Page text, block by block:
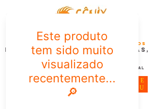
FÊNIX DESIGN STUDIO | Design
Gráfico| Desenvolvimento de Produtos
Personalizados para Pessoas,
Empresas e EventoS
Lembrancinhas, Brindes promocionais,
Decoração, Presentes e Comunicação Visual
ME
NU